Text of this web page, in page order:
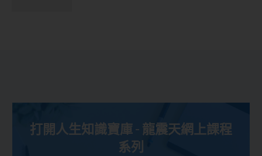
打開人生知識寶庫 - 龍震天網上課程
系列